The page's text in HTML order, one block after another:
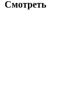
Смот­реть